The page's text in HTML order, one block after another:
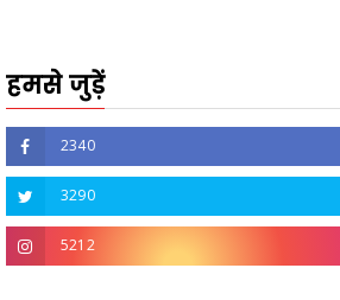
हमसे जुड़ें
2340
3290
5212